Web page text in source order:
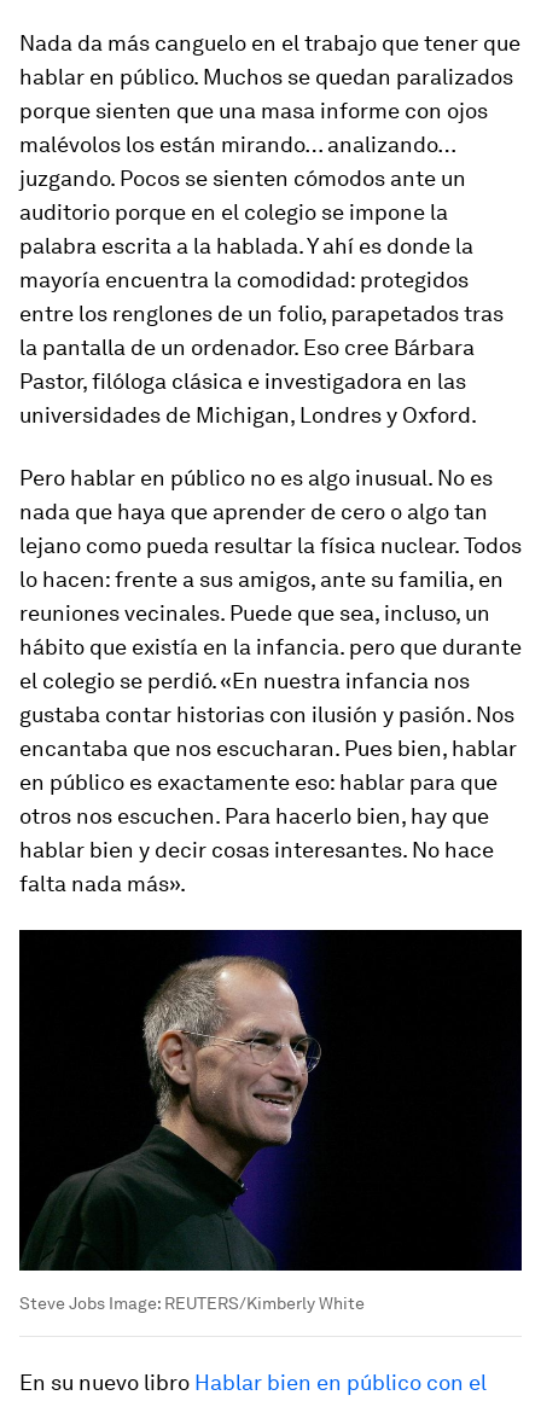
Nada da más canguelo en el trabajo que tener que
hablar en público. Muchos se quedan paralizados
porque sienten que una masa informe con ojos
malévolos los están mirando… analizando…
juzgando. Pocos se sienten cómodos ante un
auditorio porque en el colegio se impone la
palabra escrita a la hablada. Y ahí es donde la
mayoría encuentra la comodidad: protegidos
entre los renglones de un folio, parapetados tras
la pantalla de un ordenador. Eso cree Bárbara
Pastor, filóloga clásica e investigadora en las
universidades de Michigan, Londres y Oxford.
Pero hablar en público no es algo inusual. No es
nada que haya que aprender de cero o algo tan
lejano como pueda resultar la física nuclear. Todos
lo hacen: frente a sus amigos, ante su familia, en
reuniones vecinales. Puede que sea, incluso, un
hábito que existía en la infancia. pero que durante
el colegio se perdió. «En nuestra infancia nos
gustaba contar historias con ilusión y pasión. Nos
encantaba que nos escucharan. Pues bien, hablar
en público es exactamente eso: hablar para que
otros nos escuchen. Para hacerlo bien, hay que
hablar bien y decir cosas interesantes. No hace
falta nada más».
Steve Jobs Image: REUTERS/Kimberly White
En su nuevo libro Hablar bien en público con el